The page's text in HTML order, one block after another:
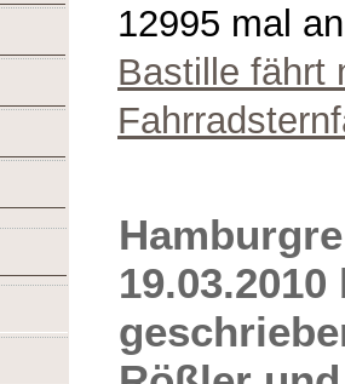
12995 mal
Bastille fährt